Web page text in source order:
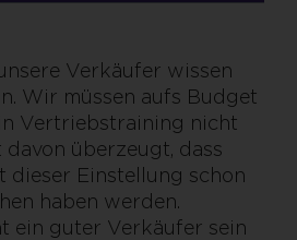
Verkäufer wissen
Wir müssen aufs Budget
Vertriebstraining nicht
davon überzeugt, dass
dieser Einstellung schon
haben werden.
ein guter Verkäufer sein